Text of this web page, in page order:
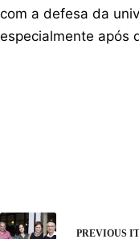
com a defesa da
especialmente após
PREVIOUS